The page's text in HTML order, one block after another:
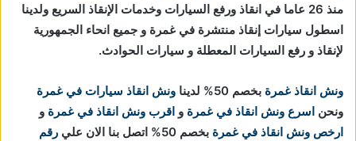
منذ 26 عاما في انقاذ ورفع السيارات وخدمات الإنقاذ السريع ولدينا
اسطول سيارات إنقاذ منتشرة في غمرة و جميع انحاء الجمهورية
لإنقاذ و رفع السيارات المعطلة و سيارات الحوادث.
ونش انقاذ غمرة بخصم 50% لدينا
ونش انقاذ سيارات في غمرة
ونحن اسرع ونش انقاذ في غمرة و اقرب ونش انقاذ في غمرة و
ارخص ونش انقاذ في غمرة بخصم 50% اتصل بنا الان علي
رقم